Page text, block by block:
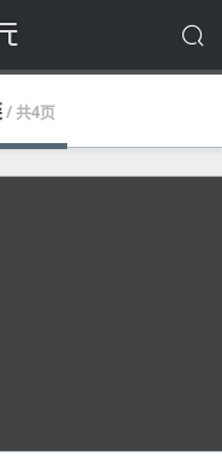
/ 共4页